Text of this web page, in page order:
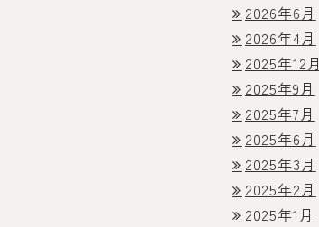
2026年6月
2026年4月
2025年12月
2025年9月
2025年7月
2025年6月
2025年3月
2025年2月
2025年1月